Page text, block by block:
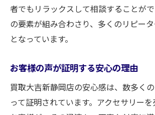
者でもリラックスして相談することが
の要素が組み合わさり、多くのリピー
となっています。
お客様の声が証明する安心の理由
買取大吉新静岡店の安心感は、数多く
って証明されています。アクセサリー